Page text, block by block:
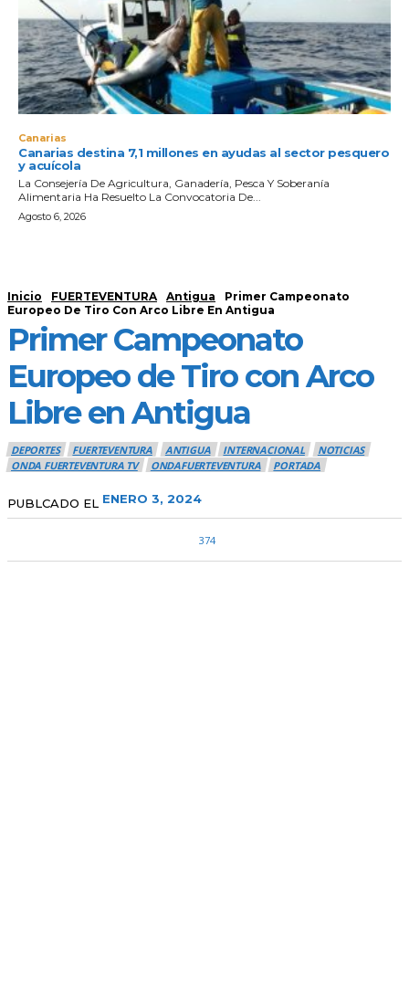
Canarias
Canarias destina 7,1 millones en ayudas al sector pesquero
y acuícola
La Consejería De Agricultura, Ganadería, Pesca Y Soberanía
Alimentaria Ha Resuelto La Convocatoria De...
Agosto 6, 2026